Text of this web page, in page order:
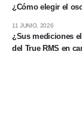
¿Cómo elegir el
¿Sus mediciones
del True RMS en
11 JUNIO, 2026